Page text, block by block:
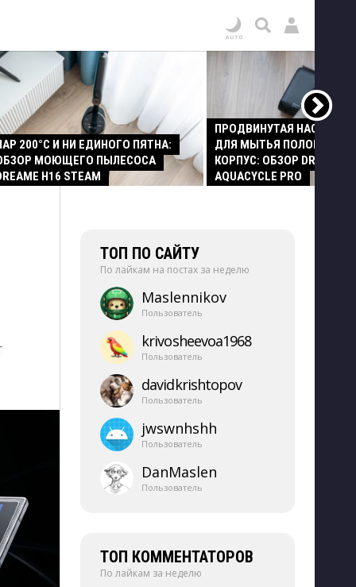
200°C И НИ ЕДИНОГО ПЯТНА:
МОЮЩЕГО ПЫЛЕСОСА
H16 STEAM
ПРОДВИНУТАЯ НАСАДКА
ДЛЯ МЫТЬЯ ПОЛОВ И
КОРПУС: ОБЗОР DREAME
AQUACYCLE PRO
ТОП ПО САЙТУ
По лайкам на постах за неделю
Maslennikov
Пользователь
krivosheevoa1968
Пользователь
davidkrishtopov
Пользователь
jwswnhshh
Пользователь
DanMaslen
Пользователь
ТОП КОММЕНТАТОРОВ
По лайкам за неделю